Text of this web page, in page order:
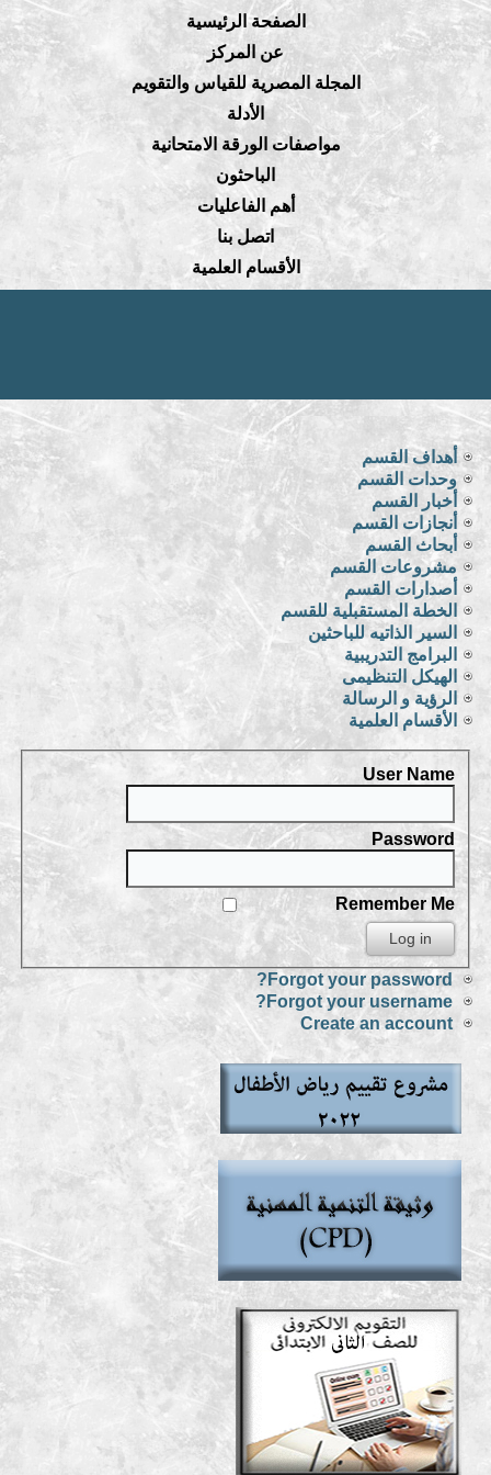
الصفحة الرئيسية
عن المركز
المجلة المصرية للقياس والتقويم
الأدلة
مواصفات الورقة الامتحانية
الباحثون
أهم الفاعليات
اتصل بنا
الأقسام العلمية
أهداف القسم
وحدات القسم
أخبار القسم
أنجازات القسم
أبحاث القسم
مشروعات القسم
أصدارات القسم
الخطة المستقبلية للقسم
السير الذاتيه للباحثين
البرامج التدريبية
الهيكل التنظيمى
الرؤية و الرسالة
الأقسام العلمية
User Name
Password
Remember Me
Forgot your password?
Forgot your username?
Create an account